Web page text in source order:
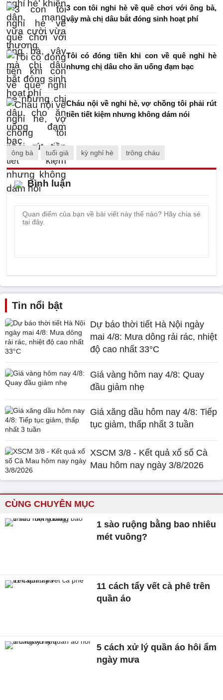
3 con tôi nghỉ hè về quê chơi với ông bà,
vậy mà chị dâu bắt đóng sinh hoạt phí
Tôi có đóng tiền khi con về quê nghỉ hè
nhưng chị dâu cho ăn uống đạm bạc
Cháu nội về nghỉ hè, vợ chồng tôi phải rút
tiền tiết kiệm nhưng không dám nói
ông bà tuổi già kỳ nghỉ hè trông cháu
Bình luận
Tin nổi bật
Dự báo thời tiết Hà Nội ngày
mai 4/8: Mưa dông rải rác, nhiệt
độ cao nhất 33°C
Giá vàng hôm nay 4/8: Quay
đầu giảm nhẹ
Giá xăng dầu hôm nay 4/8: Tiếp
tục giảm, thấp nhất 3 tuần
XSCM 3/8 - Kết quả xổ số Cà
Mau hôm nay ngày 3/8/2026
CÙNG CHUYÊN MỤC
1 sào ruộng bằng bao nhiêu
mét vuông?
11 cách tẩy vết cà phê trên
quần áo
5 cách xử lý quần áo hôi ẩm
ngày mưa